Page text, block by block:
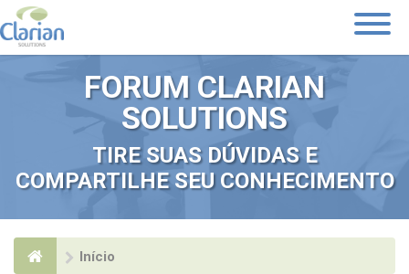
Toggle
FORUM CLARIAN
SOLUTIONS
TIRE SUAS DÚVIDAS E
COMPARTILHE SEU CONHECIMENTO
Início